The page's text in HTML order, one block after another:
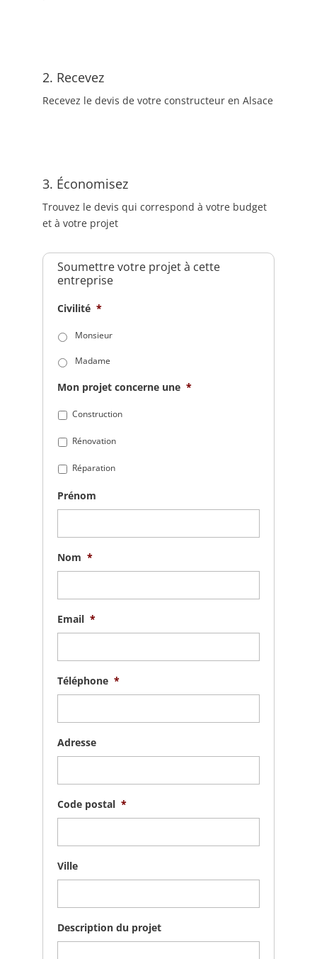
2. Recevez
Recevez le devis de votre constructeur en Alsace
3. Économisez
Trouvez le devis qui correspond à votre budget
et à votre projet
Soumettre votre projet à cette
entreprise
Civilité *
Monsieur
Madame
Mon projet concerne une *
Construction
Rénovation
Réparation
Prénom
Nom *
Email *
Téléphone *
Adresse
Code postal *
Ville
Description du projet